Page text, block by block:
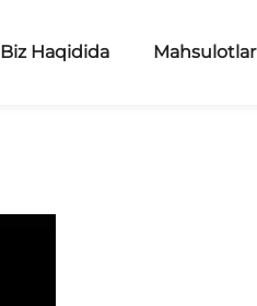
Biz Haqidida Mahsulotlar